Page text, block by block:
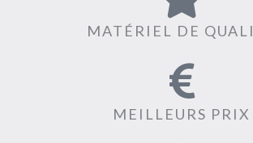
MATÉRIEL DE
MEILLEURS PRIX